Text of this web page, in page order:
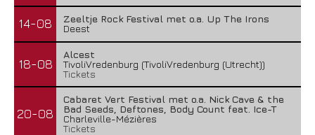
14-08
Zeeltje Rock Festival met o.a. Up The Irons
Deest
18-08
Alcest
TivoliVredenburg (TivoliVredenburg (Utrecht))
Tickets
20-08
Cabaret Vert Festival met o.a. Nick Cave & the
Bad Seeds, Deftones, Body Count feat. Ice-T
Charleville-Mézières
Tickets